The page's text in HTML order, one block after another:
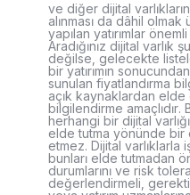
ve diğer dijital
alınması da dâhil
yapılan yatırımlar
Aradığınız dijital
değilse, gelecekte
bir yatırımın
sunulan fiyatlandırma
açık kaynaklardan elde
bilgilendirme amaçlıdır.
herhangi bir dijital
elde tutma yönünde
etmez. Dijital varlıklarla
bunları elde tutmadan
durumlarını ve risk
değerlendirmeli,